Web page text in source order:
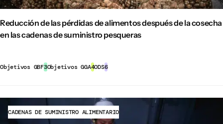
Reducción de las pérdidas de alimentos después de la cosecha
en las cadenas de suministro pesqueras
Objetivos GBF3Objetivos GGA4ODS6
CADENAS DE SUMINISTRO ALIMENTARIO